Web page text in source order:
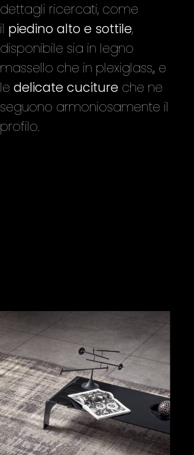
dettagli ricercati, come
il piedino alto e sottile,
disponibile sia in legno
massello che in plexiglass,, e
le delicate cucitureche ne
seguono armoniosamente il
profilo.